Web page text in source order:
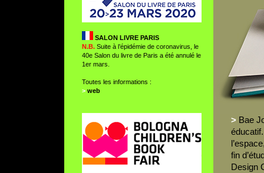
SALON LIVRE PARIS
N.B.Suite à l’épidémie de coronavirus, le
40e Salon du livre de Paris a été annulé le
1er mars.
Toutes les informations :
> web
>Bae
fin
Design